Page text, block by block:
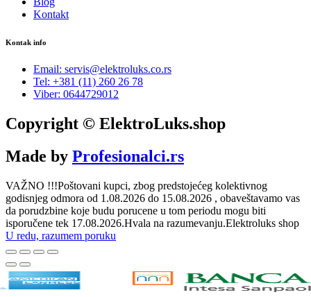
Kontakt
Kontak info
Email: servis@elektroluks.co.rs
Tel: +381 (11) 260 26 78
Viber: 0644729012
Copyright © ElektroLuks.shop
Made by Profesionalci.rs
VAŽNO !!!Poštovani kupci, zbog predstojećeg kolektivnog
godisnjeg odmora od 1.08.2026 do 15.08.2026 , obaveštavamo vas
da porudzbine koje budu porucene u tom periodu mogu biti
isporučene tek 17.08.2026.Hvala na razumevanju.Elektroluks shop
U redu, razumem poruku